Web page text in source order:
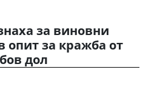
за виновни
опит за кражба от
дол